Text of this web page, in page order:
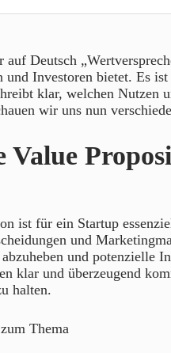
Deutsch
und Investoren bietet. Es
klar, welchen Nutzen
wir uns nun
Value
ist für ein Startup
und
und potenzielle
klar und überzeugend
halten.
Thema